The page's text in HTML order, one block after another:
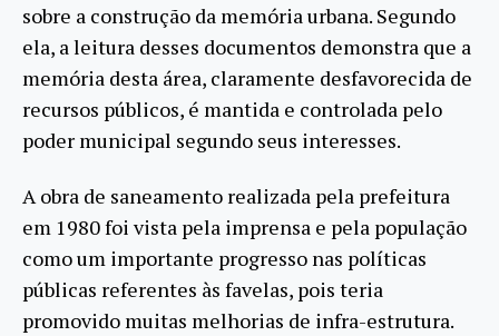
sobre a construção da memória urbana. Segundo
ela, a leitura desses documentos demonstra que a
memória desta área, claramente desfavorecida de
recursos públicos, é mantida e controlada pelo
poder municipal segundo seus interesses.
A obra de saneamento realizada pela prefeitura
em 1980 foi vista pela imprensa e pela população
como um importante progresso nas políticas
públicas referentes às favelas, pois teria
promovido muitas melhorias de infra-estrutura.